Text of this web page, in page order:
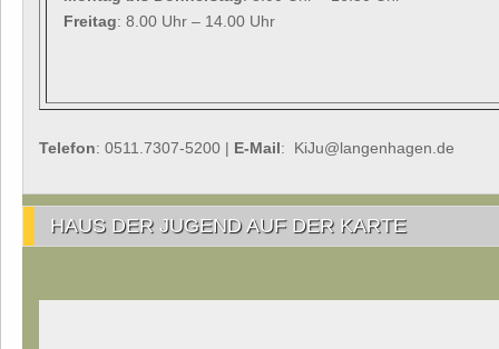
Freitag: 8.00 Uhr – 14.00 Uhr
Telefon: 0511.7307-5200 | E-Mail: KiJu@langenhagen.de
HAUS DER JUGEND AUF DER KARTE